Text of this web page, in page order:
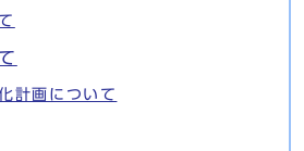
計画について